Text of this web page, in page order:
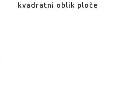
kvadratni oblik ploče